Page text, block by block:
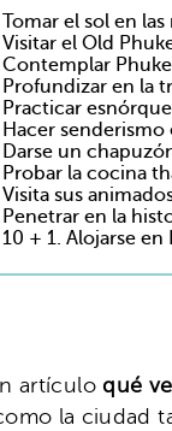
Tomar el sol en
Visitar el Old
Contemplar
Profundizar en la
Practicar
Hacer senderismo
Darse un
Probar la cocina
Visita sus
Penetrar en la
10 + 1. Alojarse
artículoqué
la ciudad